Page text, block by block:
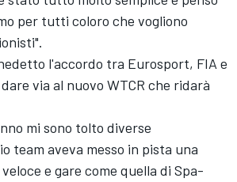
per tutti coloro che vogliono
l'accordo tra Eurosport, FIA e
via al nuovo WTCR che ridarà
mi sono tolto diverse
team aveva messo in pista una
e gare come quella di Spa-